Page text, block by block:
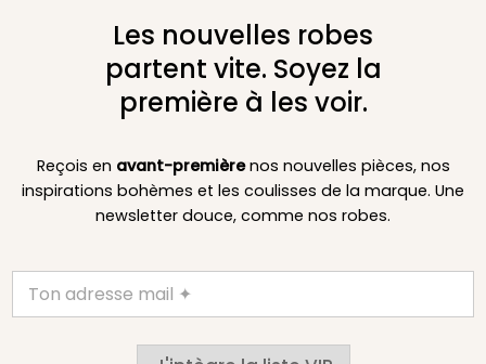
Les nouvelles robes
partent vite. Soyez la
première à les voir.
Reçois en avant-premièrenos nouvelles pièces, nos
inspirations bohèmes et les coulisses de la marque. Une
newsletter douce, comme nos robes.